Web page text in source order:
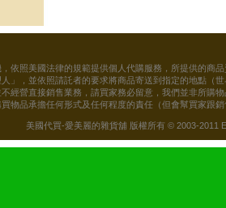
依照美國法律的規範提供個人代購服務，所提供的商
」，並依照請託者的要求將商品寄送到指定的地點（
經營直接銷售業務，請買家務必留意，我們並非所購
物品承擔任何形式及任何程度的責任（但會幫買家跟
美國代買-愛美麗的雜貨舖 版權所有 © 2003-2011